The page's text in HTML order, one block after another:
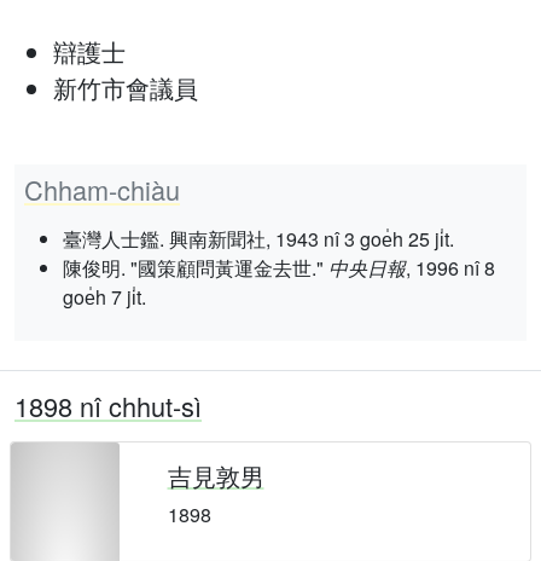
辯護士
新竹市會議員
Chham-chiàu
臺灣人士鑑. 興南新聞社, 1943 nî 3 goe̍h 25 ji̍t.
陳俊明. "國策顧問黃運金去世." 中央日報, 1996 nî 8
goe̍h 7 ji̍t.
1898 nî chhut-sì
吉見敦男
1898